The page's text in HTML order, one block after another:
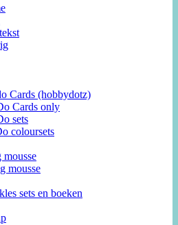
Cards (hobbydotz)
Cards only
sets
coloursets
mousse
sets en boeken